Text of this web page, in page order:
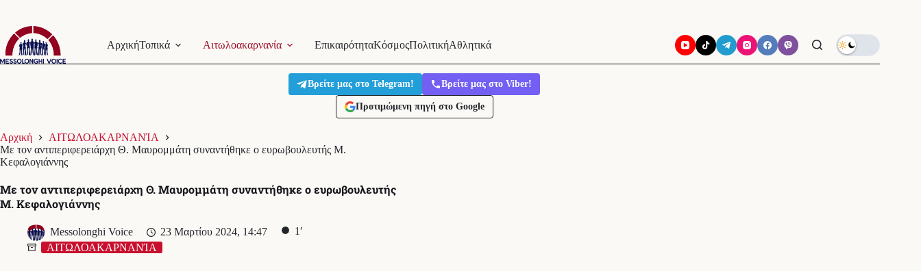
Μετάβαση
στο
περιεχόμενο
ΑρχικήΤοπικά Αιτωλοακαρνανία ΕπικαιρότηταΚόσμοςΠολιτικήΑθλητικά
Βρείτε μας στο Telegram! Βρείτε μας στο Viber!
Προτιμώμενη πηγή στο Google
Αρχική
ΑΙΤΩΛΟΑΚΑΡΝΑΝΊΑ
Με τον αντιπεριφερειάρχη Θ. Μαυρομμάτη συναντήθηκε ο ευρωβουλευτής Μ.
Κεφαλογιάννης
Με τον αντιπεριφερειάρχη Θ. Μαυρομμάτη συναντήθηκε ο ευρωβουλευτής
Μ. Κεφαλογιάννης
Messolonghi Voice 23 Μαρτίου 2024, 14:47
1′
ΑΙΤΩΛΟΑΚΑΡΝΑΝΊΑ